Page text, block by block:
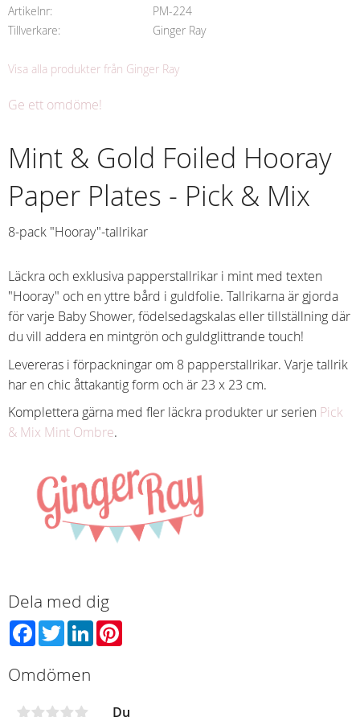
Artikelnr
PM-224
Tillverkare
Ginger Ray
Visa alla produkter från Ginger Ray
Ge ett omdöme!
Mint & Gold Foiled Hooray
Paper Plates - Pick & Mix
8-pack "Hooray"-tallrikar
Läckra och exklusiva papperstallrikar i mint med texten
"Hooray" och en yttre bård i guldfolie. Tallrikarna är gjorda
för varje Baby Shower, födelsedagskalas eller tillställning där
du vill addera en mintgrön och guldglittrande touch!
Levereras i förpackningar om 8 papperstallrikar. Varje tallrik
har en chic åttakantig form och är 23 x 23 cm.
Komplettera gärna med fler läckra produkter ur serien Pick
& Mix Mint Ombre.
Dela med dig
Facebook
TwitterLinkedIn
Omdömen
Du